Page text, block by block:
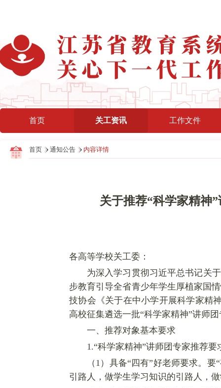
首页 关工资讯 工作文件
首页 通知公告 内容详情
关于推荐“科学家精神
各高等学校关工委：
为深入学习贯彻习近平总书记关
步教育引导全省青少年学生厚植家国
技协会《关于在中小学开展科学家精
高校征集遴选一批“科学家精神”讲师
一、推荐对象基本要求
1.“科学家精神”讲师团专家推荐要
（ 1 ）具备“四有”好老师要求。
引路人，做学生学习知识的引路人，